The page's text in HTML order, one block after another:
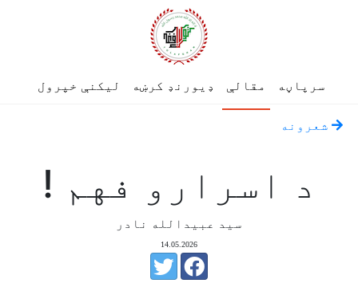
سرپاڼه مقالې ډیورنډ کرښه لیکنې خپرول
شعرونه
د اسرارو فهم !
سيد عبيدالله نادر
14.05.2026